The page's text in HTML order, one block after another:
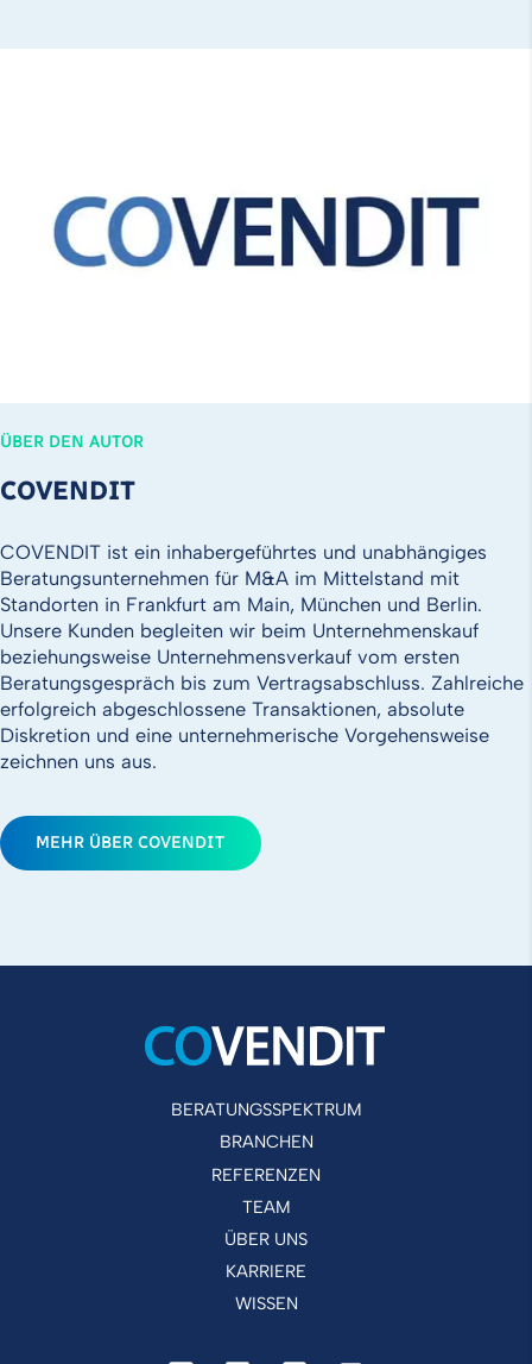
ÜBER DEN AUTOR
COVENDIT
COVENDIT ist ein inhabergeführtes und unabhängiges
Beratungsunternehmen für M&A im Mittelstand mit
Standorten in Frankfurt am Main, München und Berlin.
Unsere Kunden begleiten wir beim Unternehmenskauf
beziehungsweise Unternehmensverkauf vom ersten
Beratungsgespräch bis zum Vertragsabschluss. Zahlreiche
erfolgreich abgeschlossene Transaktionen, absolute
Diskretion und eine unternehmerische Vorgehensweise
zeichnen uns aus.
MEHR ÜBER COVENDIT
BERATUNGSSPEKTRUM
BRANCHEN
REFERENZEN
TEAM
ÜBER UNS
KARRIERE
WISSEN